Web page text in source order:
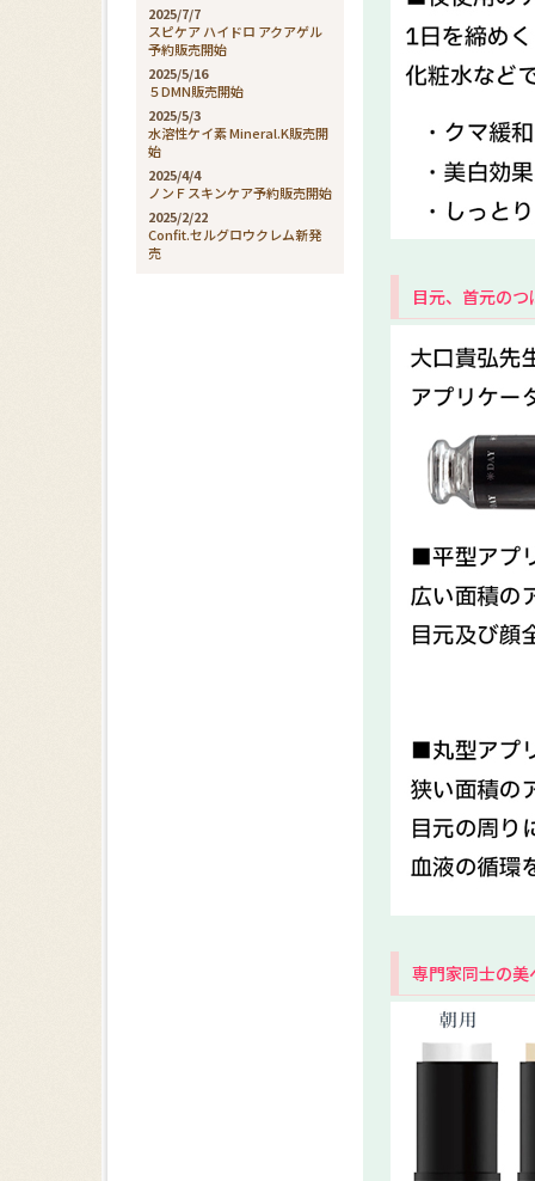
2025/7/7
スピケア ハイドロ アクアゲル
予約販売開始
2025/5/16
５DMN販売開始
2025/5/3
水溶性ケイ素 Mineral.K販売開
始
2025/4/4
ノンＦスキンケア予約販売開始
2025/2/22
Confit.セルグロウクレム新発
売
目元、首元の
専門家同士の